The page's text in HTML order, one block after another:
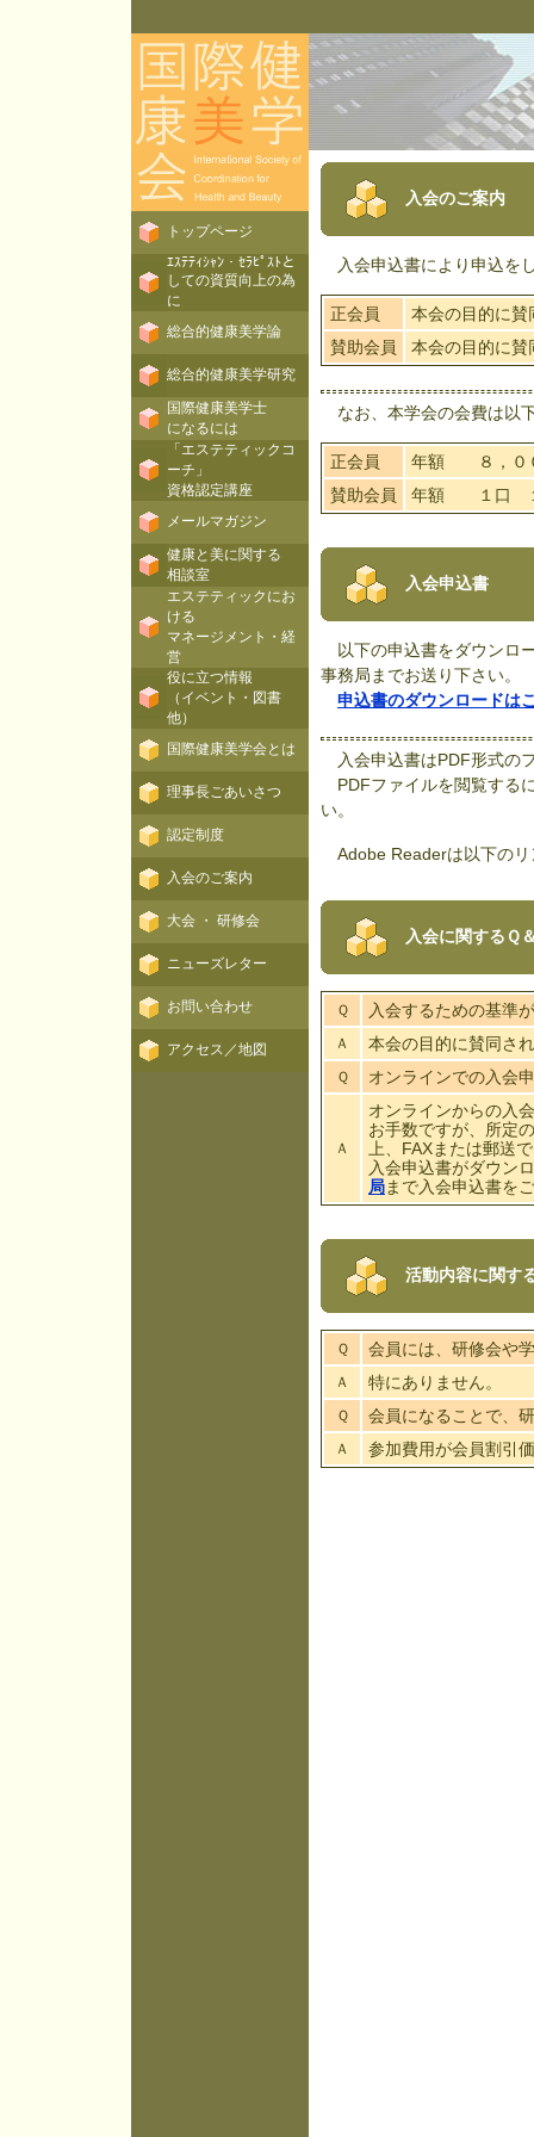
入会のご案内
入会申込書により申込を
正会員
本会の目的に賛
賛助会員
本会の目的に賛
なお、本学会の会費は以
正会員
年額 ８，０
賛助会員
年額 １口 １
入会申込書
以下の申込書をダウンロ
事務局までお送り下さい。
申込書のダウンロードは
入会申込書はPDF形式の
PDFファイルを閲覧する
い。
Adobe Readerは以下のリ
入会に関するＱ
Ｑ 入会するための基準
Ａ 本会の目的に賛同さ
Ｑ オンラインでの入会
Ａ
オンラインからの入
お手数ですが、所定
上、FAXまたは郵送
入会申込書がダウン
局まで入会申込書を
活動内容に関す
Ｑ 会員には、研修会や
Ａ 特にありません。
Ｑ 会員になることで、
Ａ 参加費用が会員割引
トップページ
ｴｽﾃﾃｨｼｬﾝ・ｾﾗﾋﾟｽﾄと
しての資質向上の為
に
総合的健康美学論
総合的健康美学研究
国際健康美学士
になるには
「エステティックコ
ーチ」
資格認定講座
メールマガジン
健康と美に関する
相談室
エステティックにお
ける
マネージメント・経
営
役に立つ情報
（イベント・図書
他）
国際健康美学会とは
理事長ごあいさつ
認定制度
入会のご案内
大会 ・ 研修会
ニューズレター
お問い合わせ
アクセス／地図